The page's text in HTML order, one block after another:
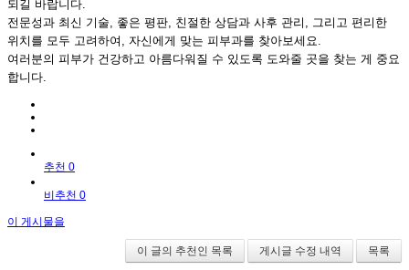
되길 바랍니다.
전문성과 최신 기술, 좋은 평판, 친절한 상담과 사후 관리, 그리고 편리한
위치를 모두 고려하여, 자신에게 맞는 피부과를 찾아보세요.
여러분의 피부가 건강하고 아름다워질 수 있도록 도와줄 곳을 찾는 게 중요
합니다.
추천 0
비추천 0
이 게시물을
이 글의 추천인 목록 게시글 수정 내역 목록